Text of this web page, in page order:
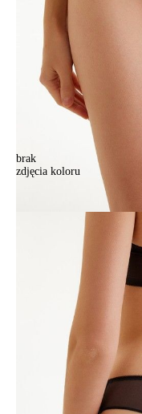
brak
zdjęcia koloru
Majtki damskie CE
Majtki damskie CE
Tabela rozmiarów